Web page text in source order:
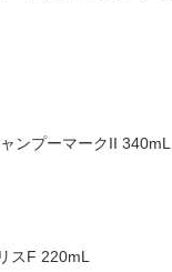
ンプーマークII 340mL
スF 220mL